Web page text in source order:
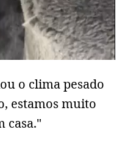
o clima pesado
estamos muito
casa."